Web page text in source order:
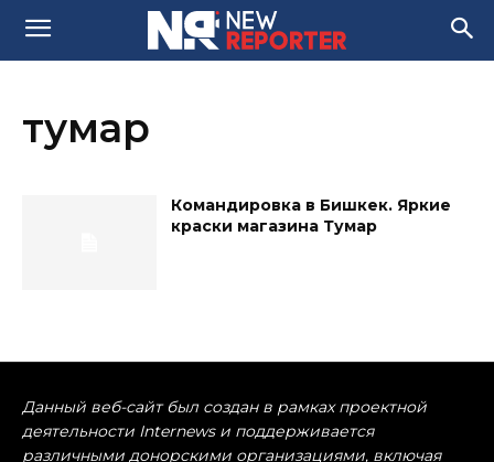
тумар
Командировка в Бишкек. Яркие
краски магазина Тумар
Данный веб-сайт был создан в рамках проектной
деятельности Internews и поддерживается
различными донорскими организациями, включая